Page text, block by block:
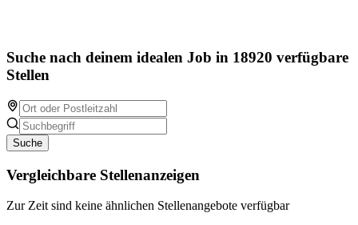
Suche nach deinem idealen Job in 18920 verfügbare
Stellen
Suche
Vergleichbare Stellenanzeigen
Zur Zeit sind keine ähnlichen Stellenangebote verfügbar